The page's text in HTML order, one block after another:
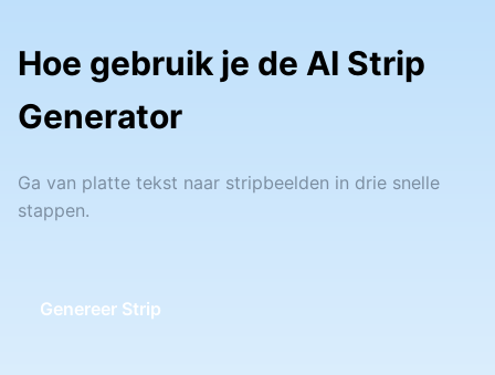
Hoe gebruik je de AI Strip
Generator
Ga van platte tekst naar stripbeelden in drie snelle
stappen.
Genereer Strip